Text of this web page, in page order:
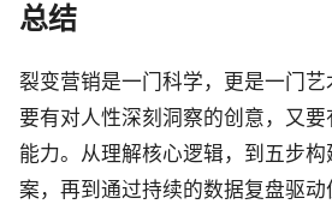
总结
裂变营销是一门科学，更是一门
要有对人性深刻洞察的创意，又
能力。从理解核心逻辑，到五步
案，再到通过持续的数据复盘驱